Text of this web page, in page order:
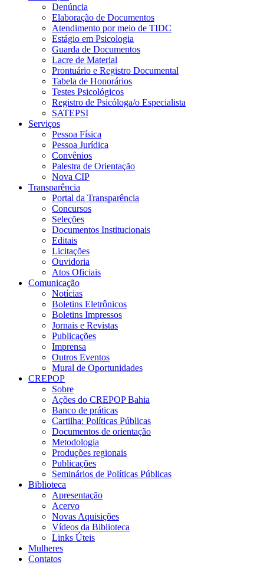
Denúncia
Elaboração de Documentos
Atendimento por meio de TIDC
Estágio em Psicologia
Guarda de Documentos
Lacre de Material
Prontuário e Registro Documental
Tabela de Honorários
Testes Psicológicos
Registro de Psicóloga/o Especialista
SATEPSI
Serviços
Pessoa Física
Pessoa Jurídica
Convênios
Palestra de Orientação
Nova CIP
Transparência
Portal da Transparência
Concursos
Seleções
Documentos Institucionais
Editais
Licitações
Ouvidoria
Atos Oficiais
Comunicação
Notícias
Boletins Eletrônicos
Boletins Impressos
Jornais e Revistas
Publicações
Imprensa
Outros Eventos
Mural de Oportunidades
CREPOP
Sobre
Ações do CREPOP Bahia
Banco de práticas
Cartilha: Políticas Públicas
Documentos de orientação
Metodologia
Produções regionais
Publicações
Seminários de Políticas Públicas
Biblioteca
Apresentação
Acervo
Novas Aquisições
Vídeos da Biblioteca
Links Úteis
Mulheres
Contatos